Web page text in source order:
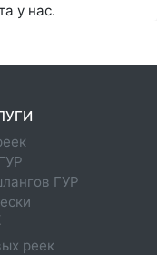
у нас.
ГУР
реек